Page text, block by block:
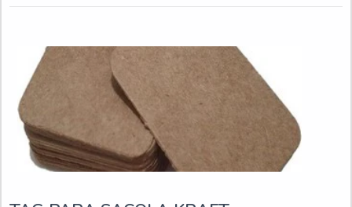
utilização da identificação ainda permite mais seriedade e
não foi violada ou sofreu qualquer modificação ou adulteração
desde sua fabricação. Atualmente, existem diversos
modelos do produto, tais como: Lacres com picotes
especiais;Lacres compostos por materiais destrutíveis como
PE delaminável e casca de ovo;Lacres de segurança de
materiais especiais capazes de revelar as expressões
ocultas: “void”, “violado” ou “open” quando